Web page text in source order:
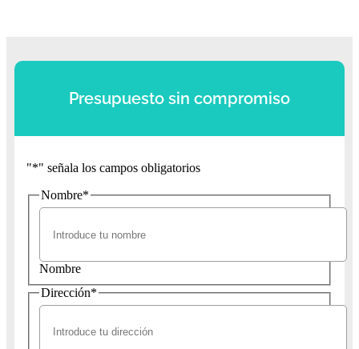
Presupuesto sin compromiso
"*" señala los campos obligatorios
Nombre*
Nombre
Dirección*